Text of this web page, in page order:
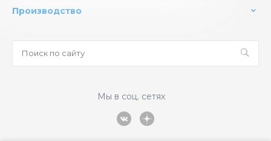
Производство
Мы в соц. сетях